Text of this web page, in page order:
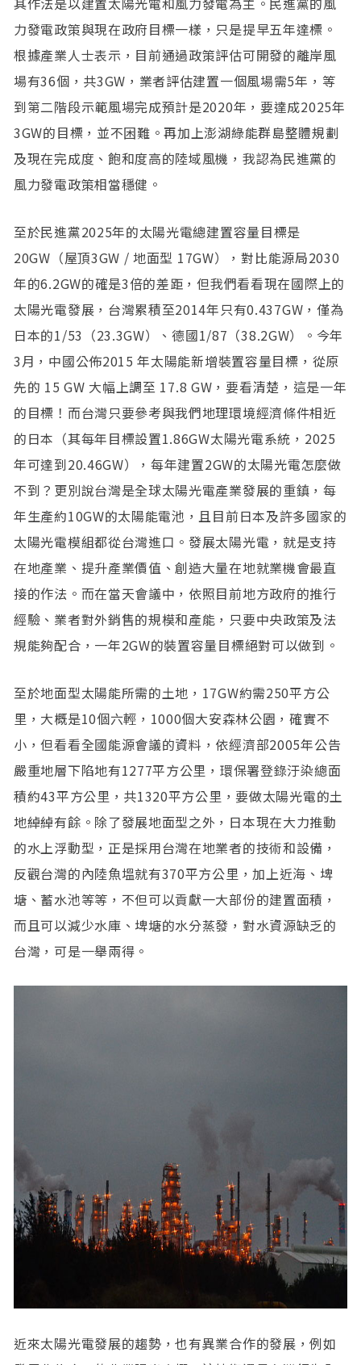
力發電政策與現在政府目標一樣，只是提早五年達標。
根據產業人士表示，目前通過政策評估可開發的離岸風
場有36個，共3GW，業者評估建置一個風場需5年，等
到第二階段示範風場完成預計是2020年，要達成2025年
3GW的目標，並不困難。再加上澎湖綠能群島整體規劃
及現在完成度、飽和度高的陸域風機，我認為民進黨的
風力發電政策相當穩健。
至於民進黨2025年的太陽光電總建置容量目標是
20GW（屋頂3GW / 地面型 17GW），對比能源局2030
年的6.2GW的確是3倍的差距，但我們看看現在國際上的
太陽光電發展，台灣累積至2014年只有0.437GW，僅為
日本的1/53（23.3GW）、德國1/87（38.2GW）。今年
3月，中國公佈2015 年太陽能新增裝置容量目標，從原
先的 15 GW 大幅上調至 17.8 GW，要看清楚，這是一年
的目標！而台灣只要參考與我們地理環境經濟條件相近
的日本（其每年目標設置1.86GW太陽光電系統，2025
年可達到20.46GW），每年建置2GW的太陽光電怎麼做
不到？更別說台灣是全球太陽光電產業發展的重鎮，每
年生產約10GW的太陽能電池，且目前日本及許多國家的
太陽光電模組都從台灣進口。發展太陽光電，就是支持
在地產業、提升產業價值、創造大量在地就業機會最直
接的作法。而在當天會議中，依照目前地方政府的推行
經驗、業者對外銷售的規模和產能，只要中央政策及法
規能夠配合，一年2GW的裝置容量目標絕對可以做到。
至於地面型太陽能所需的土地，17GW約需250平方公
里，大概是10個六輕，1000個大安森林公園，確實不
小，但看看全國能源會議的資料，依經濟部2005年公告
嚴重地層下陷地有1277平方公里，環保署登錄汙染總面
積約43平方公里，共1320平方公里，要做太陽光電的土
地綽綽有餘。除了發展地面型之外，日本現在大力推動
的水上浮動型，正是採用台灣在地業者的技術和設備，
反觀台灣的內陸魚塭就有370平方公里，加上近海、埤
塘、蓄水池等等，不但可以貢獻一大部份的建置面積，
而且可以減少水庫、埤塘的水分蒸發，對水資源缺乏的
台灣，可是一舉兩得。
近來太陽光電發展的趨勢，也有異業合作的發展，例如